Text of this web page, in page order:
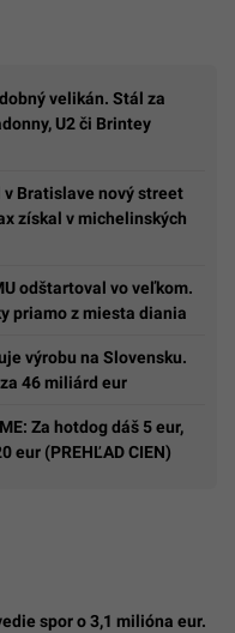
velikán. Stál za
U2 či Brintey
Bratislave nový street
získal v michelinských
odštartoval vo veľkom.
priamo z miesta diania
výrobu na Slovensku.
46 miliárd eur
Za hotdog dáš 5 eur,
eur (PREHĽAD CIEN)
spor o 3,1 milióna eur.